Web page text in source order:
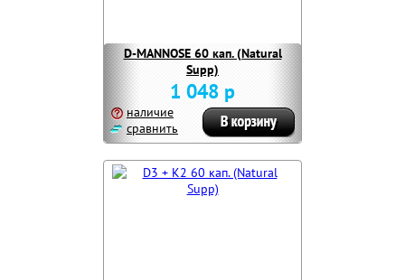
D-MANNOSE 60 кап. (Natural
Supp)
1 048 р
наличие
сравнить